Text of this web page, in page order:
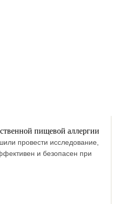
пищевой аллергии
провести исследование,
и безопасен при